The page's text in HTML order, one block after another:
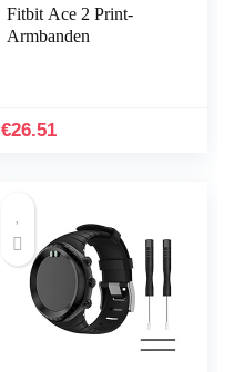
Fitbit Ace 2 Print-
Armbanden
€26.51